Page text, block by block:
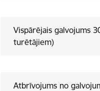
Vispārējais galvojums
turētājiem)
Atbrīvojums no